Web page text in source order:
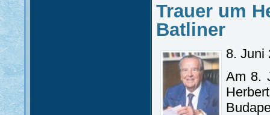
Trauer um
Batliner
8. Juni
Am 8.